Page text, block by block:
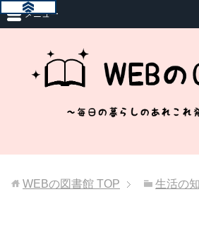
メニュー
WEBの図書館 TOP 生活の